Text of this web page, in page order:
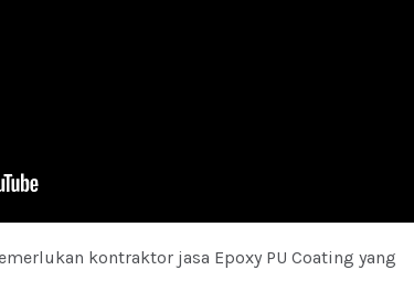
kontraktor jasa Epoxy PU Coating yang